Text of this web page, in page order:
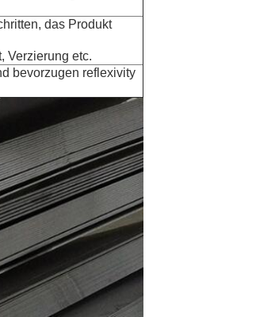
das Produkt
Verzierung etc.
bevorzugen reflexivity